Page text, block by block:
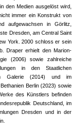
den Medien ausgelöst wird,
immer ein Konstrukt von
aufgewachsen in Görlitz,
Dresden, am Central Saint
York. 2000 schloss er sein
Draper erhielt den Marion-
(2006) sowie zahlreiche
in den Staatlichen
Galerie (2014) und im
Berlin (2023) sowie
des Künstlers befinden
Deutschland, im
Dresden und in der